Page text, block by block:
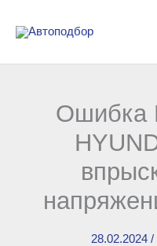
Ошибка
28.02.2024 /